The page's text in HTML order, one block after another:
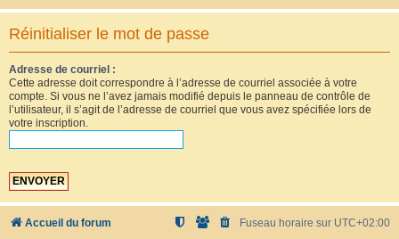
e
r
Réinitialiser le mot de passe
Adresse de courriel :
Cette adresse doit correspondre à l’adresse de courriel associée à votre
compte. Si vous ne l’avez jamais modifié depuis le panneau de contrôle de
l’utilisateur, il s’agit de l’adresse de courriel que vous avez spécifiée lors de
votre inscription.
Accueil du forum Fuseau horaire sur UTC+02:00